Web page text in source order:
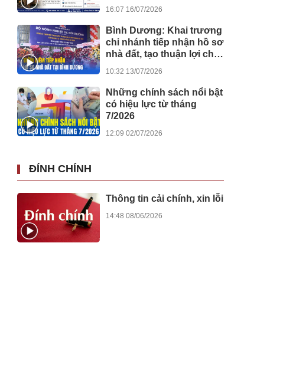
16:07 16/07/2026
Bình Dương: Khai trương
chi nhánh tiếp nhận hồ sơ
nhà đất, tạo thuận lợi cho
10:32 13/07/2026
Những chính sách nổi bật
có hiệu lực từ tháng
7/2026
12:09 02/07/2026
ĐÍNH CHÍNH
Thông tin cải chính, xin lỗi
14:48 08/06/2026